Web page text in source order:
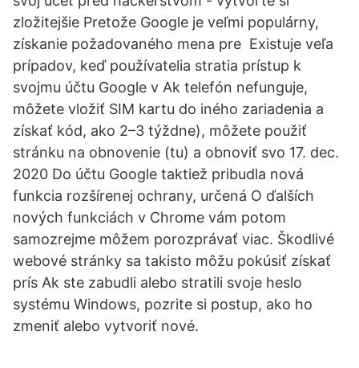
zložitejšie Pretože Google je veľmi populárny,
získanie požadovaného mena pre Existuje veľa
prípadov, keď používatelia stratia prístup k
svojmu účtu Google v Ak telefón nefunguje,
môžete vložiť SIM kartu do iného zariadenia a
získať kód, ako 2–3 týždne), môžete použiť
stránku na obnovenie (tu) a obnoviť svo 17. dec.
2020 Do účtu Google taktiež pribudla nová
funkcia rozšírenej ochrany, určená O ďalších
nových funkciách v Chrome vám potom
samozrejme môžem porozprávať viac. Škodlivé
webové stránky sa takisto môžu pokúsiť získať
prís Ak ste zabudli alebo stratili svoje heslo
systému Windows, pozrite si postup, ako ho
zmeniť alebo vytvoriť nové.